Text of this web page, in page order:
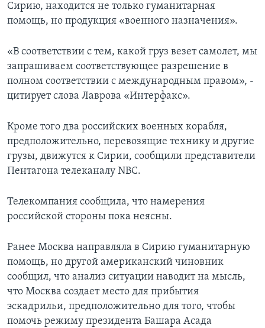
Сирию, находится не только гуманитарная
помощь, но продукция «военного назначения».
«В соответствии с тем, какой груз везет самолет, мы
запрашиваем соответствующее разрешение в
полном соответствии с международным правом», -
цитирует слова Лаврова «Интерфакс».
Кроме того два российских военных корабля,
предположительно, перевозящие технику и другие
грузы, движутся к Сирии, сообщили представители
Пентагона телеканалу NBC.
Телекомпания сообщила, что намерения
российской стороны пока неясны.
Ранее Москва направляла в Сирию гуманитарную
помощь, но другой американский чиновник
сообщил, что анализ ситуации наводит на мысль,
что Москва создает место для прибытия
эскадрильи, предположительно для того, чтобы
помочь режиму президента Башара Асада